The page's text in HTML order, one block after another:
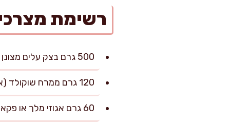
רשימת
500 גרם בצק עלים מצונן (עדיף על בסיס חמאה), מופשר במקרר אם קפוא
120 גרם ממרח שוקולד (או נוטלה)
60 גרם אגוזי מלך או פקאן קצוצים דק